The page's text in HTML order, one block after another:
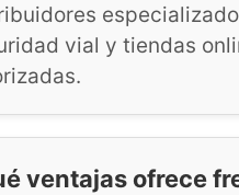
vial y tiendas
ventajas ofrece